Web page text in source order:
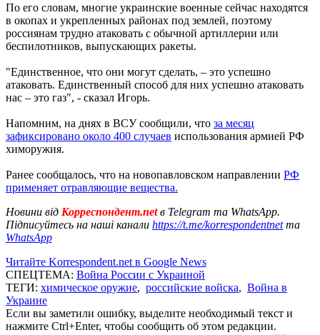
По его словам, многие украинские военные сейчас находятся
в окопах и укрепленных районах под землей, поэтому
россиянам трудно атаковать с обычной артиллерии или
беспилотников, выпускающих ракеты.
"Единственное, что они могут сделать, – это успешно
атаковать. Единственный способ для них успешно атаковать
нас – это газ", - сказал Игорь.
Напомним, на днях в ВСУ сообщили, что за месяц
зафиксировано около 400 случаев использования армией РФ
химоружия.
Ранее сообщалось, что на новопавловском направлении РФ
применяет отравляющие вещества.
Новини від Корреспондент.netв Telegram та WhatsApp.
Підписуйтесь на наші канали https://t.me/korrespondentnetта
WhatsApp
Читайте Korrespondent.net в Google News
СПЕЦТЕМА: Война России с Украиной
ТЕГИ: химическое оружие, российские войска, Война в
Украине
Если вы заметили ошибку, выделите необходимый текст и
нажмите Ctrl+Enter, чтобы сообщить об этом редакции.